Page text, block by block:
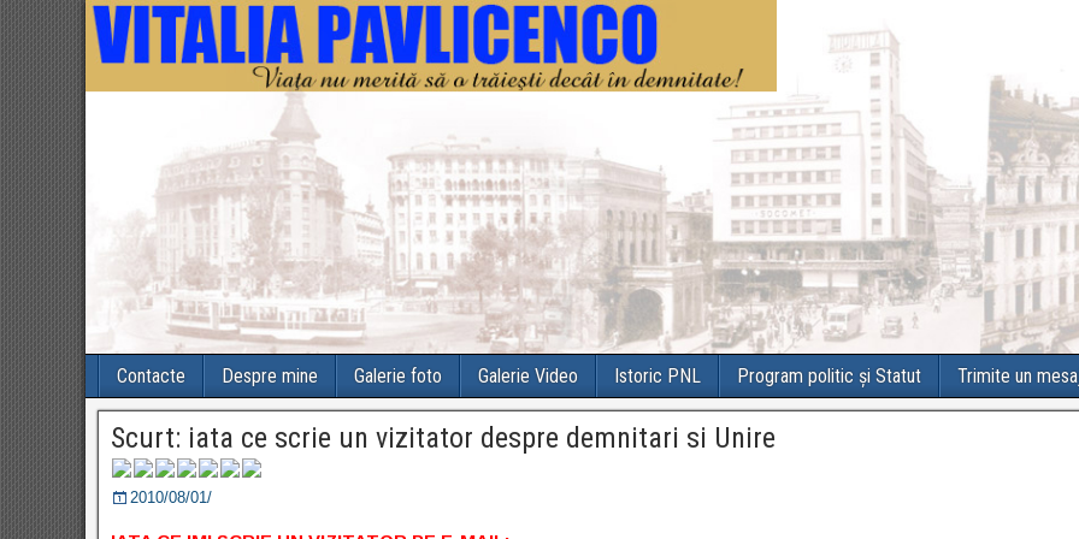
Contacte Despre mine Galerie foto Galerie Video Istoric PNL Program politic și Statut Trimite un
Scurt: iata ce scrie un vizitator despre demnitari si Unire
2010/08/01/